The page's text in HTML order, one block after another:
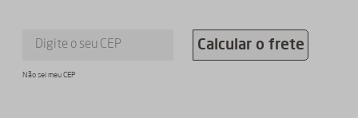
Não sei meu CEP
Calcular o frete